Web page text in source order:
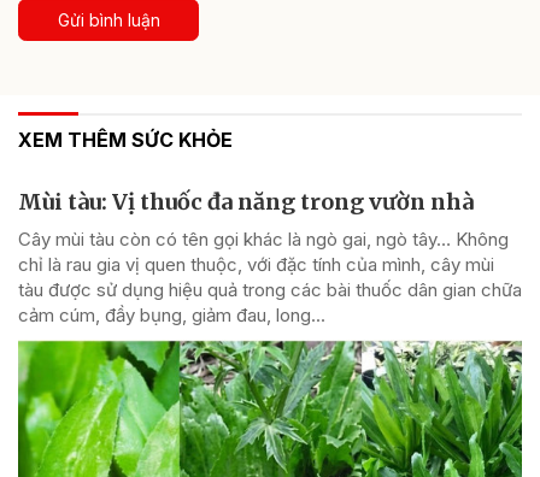
Gửi bình luận
XEM THÊM SỨC KHỎE
Mùi tàu: Vị thuốc đa năng trong vườn nhà
Cây mùi tàu còn có tên gọi khác là ngò gai, ngò tây… Không
chỉ là rau gia vị quen thuộc, với đặc tính của mình, cây mùi
tàu được sử dụng hiệu quả trong các bài thuốc dân gian chữa
cảm cúm, đầy bụng, giảm đau, long...